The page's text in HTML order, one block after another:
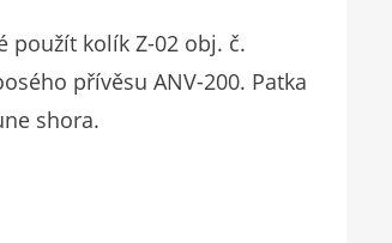
použít kolík Z-02 obj. č.
přívěsu ANV-200. Patka
shora.